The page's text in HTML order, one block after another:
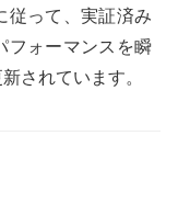
従って、実証済み
フォーマンスを瞬
されています。